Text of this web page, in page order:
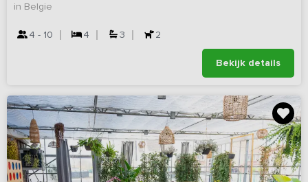
in Belgie
4 - 10 4 3 2
Bekijk details